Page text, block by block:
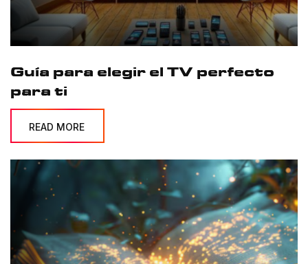
Guía para elegir el TV perfecto
para ti
READ MORE